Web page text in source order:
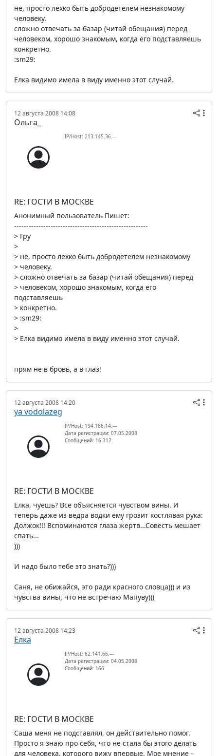
не, просто лехко быть добродетелем незнакомому
человеку.
сложно отвечать за базар (читай обещания) перед
человеком, хорошо знакомым, когда его подставляешь
конкретно.
:sm29:
Елка видимо имела в виду именно этот случай.
12 августа 2008 14:08
Oльга_
IP/Host: 213.145.36.---
RE: ГОСТИ В МОСКВЕ
Анонимный пользователь Пишет:
-------------------------------------------------------
> Гру
>
> не, просто лехко быть добродетелем незнакомому
> человеку.
> сложно отвечать за базар (читай обещания) перед
> человеком, хорошо знакомым, когда его
подставляешь
> конкретно.
> :sm29:
>
> Елка видимо имела в виду именно этот случай.
прям не в бровь, а в глаз!
12 августа 2008 14:20
ya vodolazeg
IP/Host: 194.186.14.---
Дата регистрации: 07.05.2008
Сообщений: 16 312
RE: ГОСТИ В МОСКВЕ
Елка, чуешь? Все объясняется чувством вины. И
теперь даже из ведра водки ему грозит костлявая рука:
Должок!!! Вспоминаются глаза жертв...Совесть мешает
спать...
)))
И надо было тебе это знать?)))
Саня, не обижайся, это ради красного словца))) и из
чувства вины, что не встречаю Мапуву)))
12 августа 2008 14:23
Елка
IP/Host: 62.141.66.---
Дата регистрации: 04.05.2008
Сообщений: 166
RE: ГОСТИ В МОСКВЕ
Саша меня не подставлял, он действительно помог.
Просто я знаю про себя, что не стала бы этого делать
для человека, которого вижу впервые. Мое мнение -